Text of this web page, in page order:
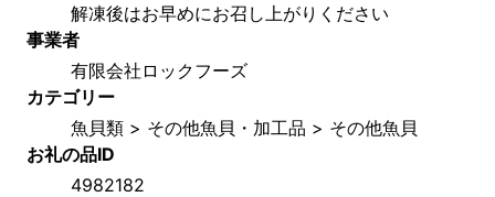
解凍後はお早めにお召し上がりください
事業者
有限会社ロックフーズ
カテゴリー
魚貝類 > その他魚貝・加工品 > その他魚貝
お礼の品ID
4982182